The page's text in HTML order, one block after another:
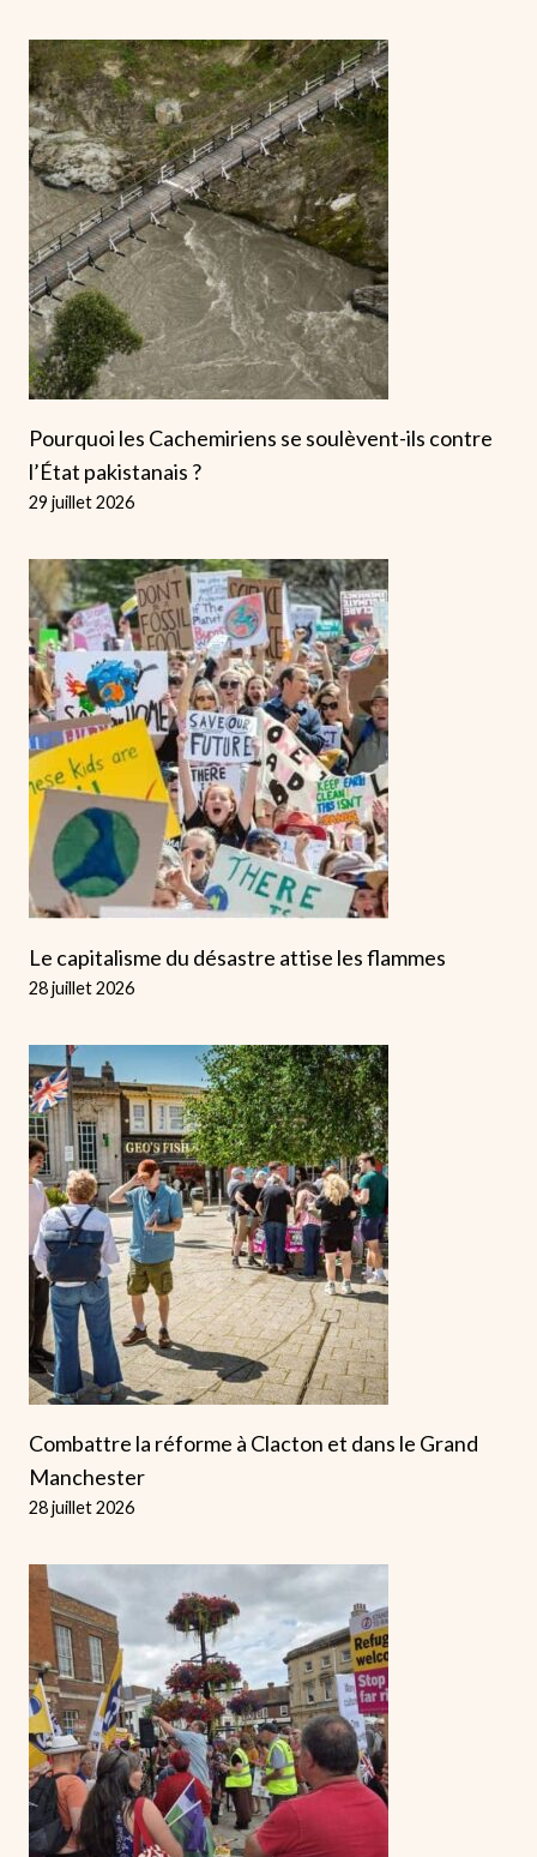
Pourquoi les Cachemiriens se soulèvent-ils contre
l’État pakistanais ?
29 juillet 2026
Le capitalisme du désastre attise les flammes
28 juillet 2026
Combattre la réforme à Clacton et dans le Grand
Manchester
28 juillet 2026